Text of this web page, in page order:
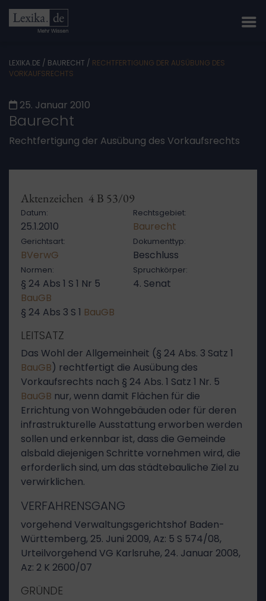
LEXIKA.DE / BAURECHT / RECHTFERTIGUNG DER AUSÜBUNG DES
VORKAUFSRECHTS
25. Januar 2010
Baurecht
Rechtfertigung der Ausübung des Vorkaufsrechts
Aktenzeichen 4 B 53/09
Datum:
25.1.2010
Rechtsgebiet:
Baurecht
Gerichtsart:
BVerwG
Dokumenttyp:
Beschluss
Normen:
§ 24 Abs 1 S 1 Nr 5
BauGB
§ 24 Abs 3 S 1 BauGB
Spruchkörper:
4. Senat
LEITSATZ
Das Wohl der Allgemeinheit (§ 24 Abs. 3 Satz 1
BauGB) rechtfertigt die Ausübung des
Vorkaufsrechts nach § 24 Abs. 1 Satz 1 Nr. 5
BauGB nur, wenn damit Flächen für die
Errichtung von Wohngebäuden oder für deren
infrastrukturelle Ausstattung erworben werden
sollen und erkennbar ist, dass die Gemeinde
alsbald diejenigen Schritte vornehmen wird, die
erforderlich sind, um das städtebauliche Ziel zu
verwirklichen.
VERFAHRENSGANG
vorgehend Verwaltungsgerichtshof Baden-
Württemberg, 25. Juni 2009, Az: 5 S 574/08,
Urteilvorgehend VG Karlsruhe, 24. Januar 2008,
Az: 2 K 2600/07
GRÜNDE